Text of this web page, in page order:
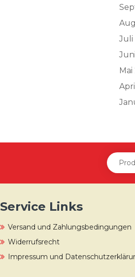
Juli
Mai
Service Links
Versand und Zahlungsbedingungen
Widerrufsrecht
Impressum und